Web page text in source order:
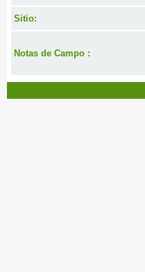
Sitio:
Notas de Campo :